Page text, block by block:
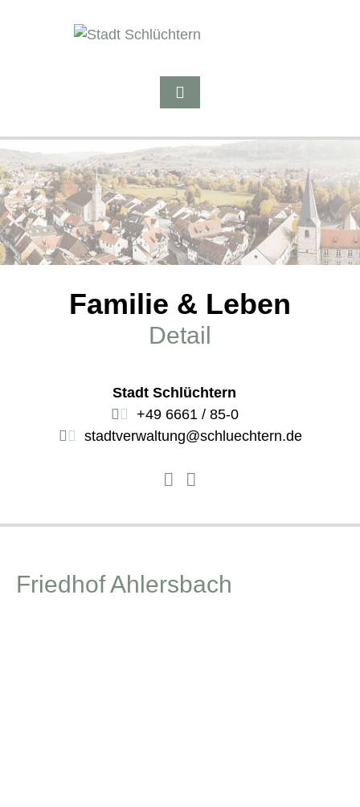
Familie & Leben
Detail
Stadt Schlüchtern
+49 6661 / 85-0
stadtverwaltung@schluechtern.de
Friedhof Ahlersbach